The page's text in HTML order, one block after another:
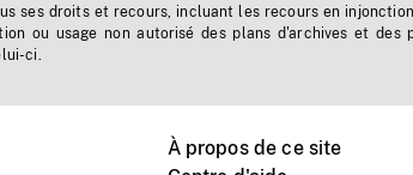
ses droits et recours, incluant les recours en
ou usage non autorisé des plans d'archives et des
ci.
À propos de ce site